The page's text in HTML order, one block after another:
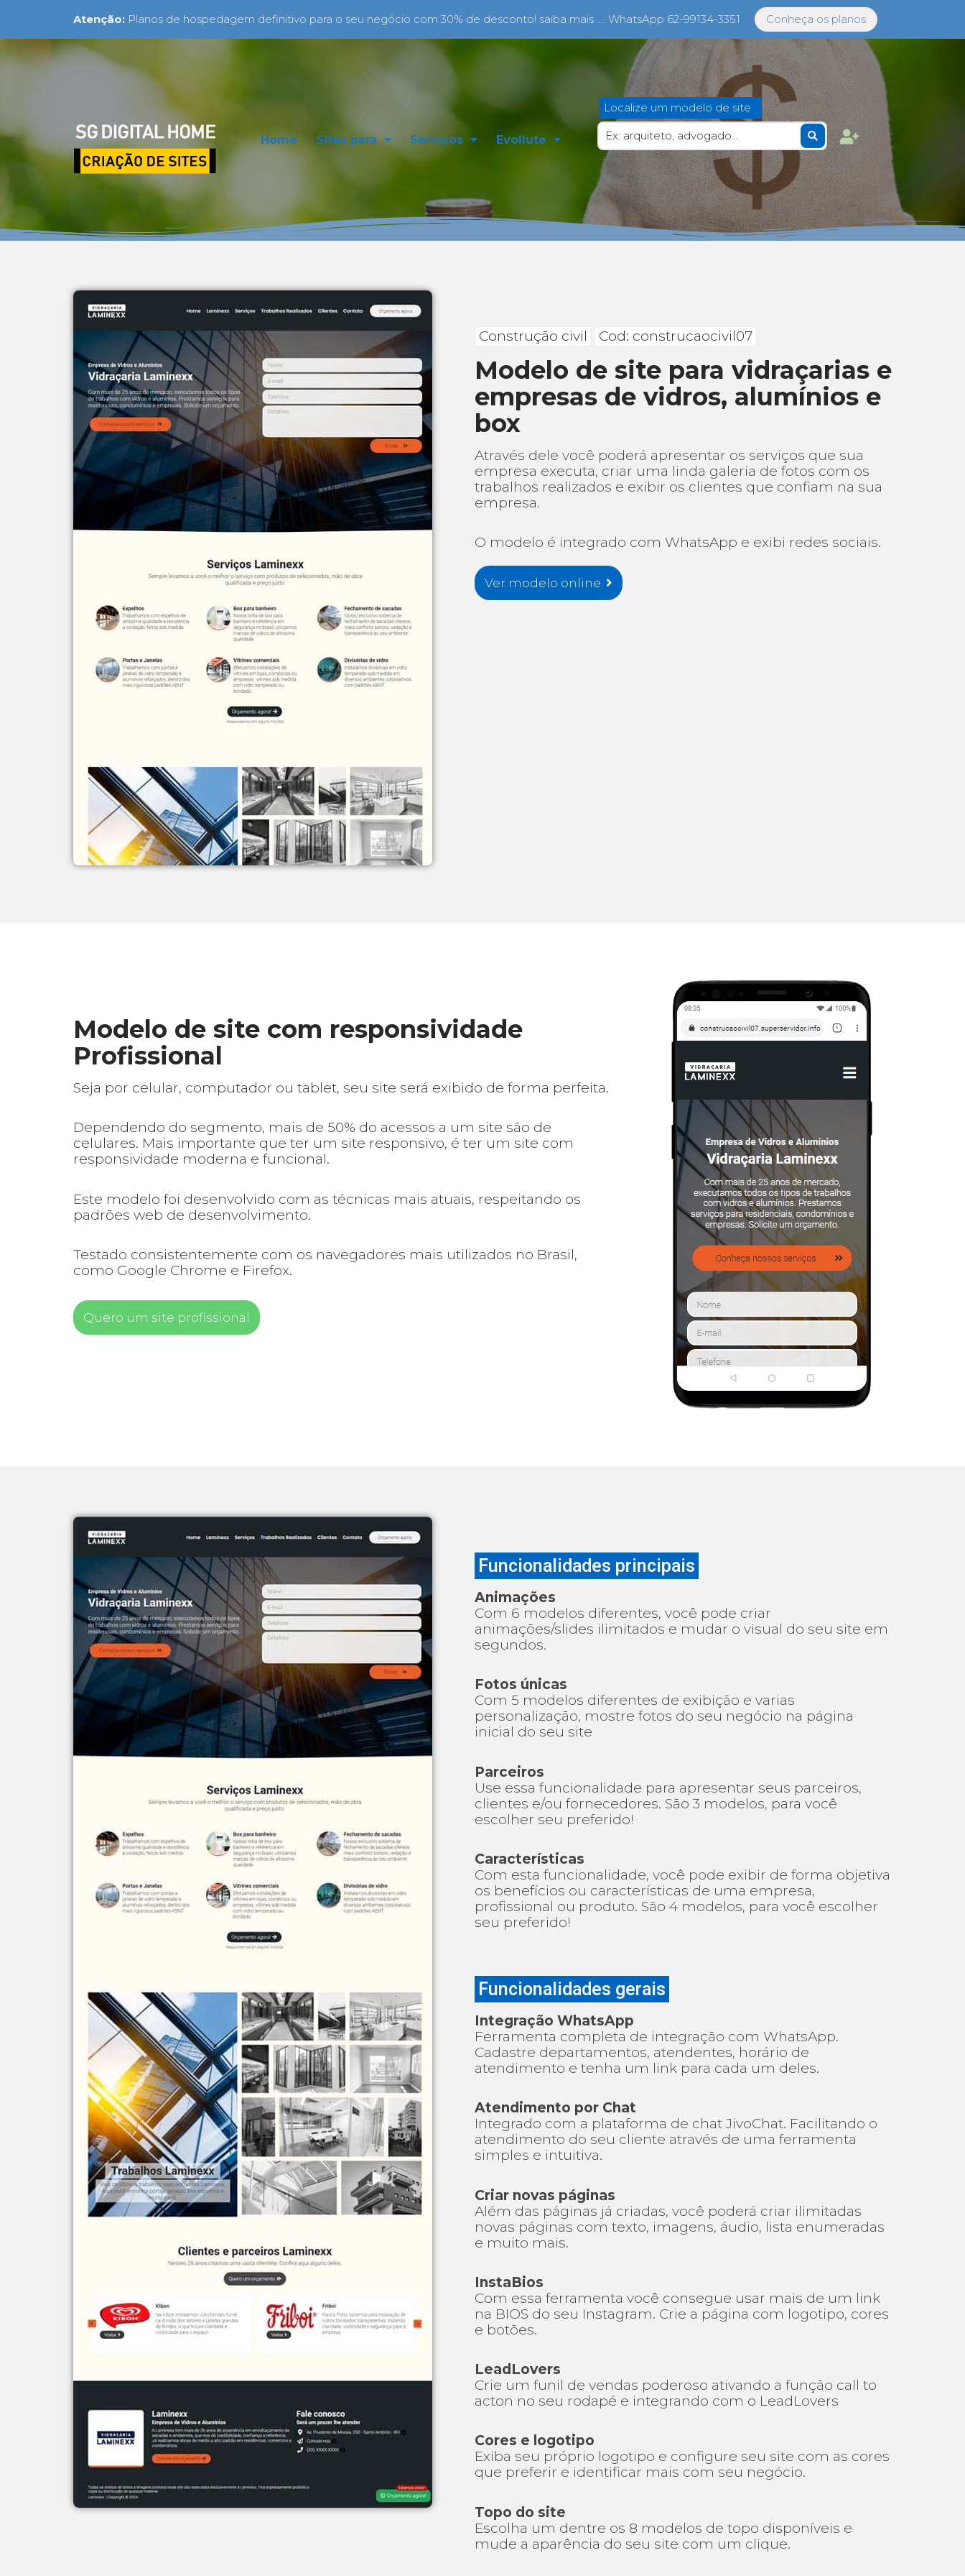
Atenção: Planos de hospedagem definitivo para o seu negócio com 30% de desconto! saiba mais .... WhatsApp 62-99134-3351 Conheça os planos
Home Sites para Serviços Evollute
Localize um modelo de site
Construção civil Cod: construcaocivil07
Modelo de site para vidraçarias e
empresas de vidros, alumínios e
box
Através dele você poderá apresentar os serviços que sua
empresa executa, criar uma linda galeria de fotos com os
trabalhos realizados e exibir os clientes que confiam na sua
empresa.
O modelo é integrado com WhatsApp e exibi redes sociais.
Ver modelo online
Modelo de site com responsividade
Profissional
Seja por celular, computador ou tablet, seu site será exibido de forma perfeita.
Dependendo do segmento, mais de 50% do acessos a um site são de
celulares. Mais importante que ter um site responsivo, é ter um site com
responsividade moderna e funcional.
Este modelo foi desenvolvido com as técnicas mais atuais, respeitando os
padrões web de desenvolvimento.
Testado consistentemente com os navegadores mais utilizados no Brasil,
como Google Chrome e Firefox.
Quero um site profissional
Funcionalidades principais
Animações
Com 6 modelos diferentes, você pode criar
animações/slides ilimitados e mudar o visual do seu site em
segundos.
Fotos únicas
Com 5 modelos diferentes de exibição e varias
personalização, mostre fotos do seu negócio na página
inicial do seu site
Parceiros
Use essa funcionalidade para apresentar seus parceiros,
clientes e/ou fornecedores. São 3 modelos, para você
escolher seu preferido!
Características
Com esta funcionalidade, você pode exibir de forma objetiva
os benefícios ou características de uma empresa,
profissional ou produto. São 4 modelos, para você escolher
seu preferido!
Funcionalidades gerais
Integração WhatsApp
Ferramenta completa de integração com WhatsApp.
Cadastre departamentos, atendentes, horário de
atendimento e tenha um link para cada um deles.
Atendimento por Chat
Integrado com a plataforma de chat JivoChat. Facilitando o
atendimento do seu cliente através de uma ferramenta
simples e intuitiva.
Criar novas páginas
Além das páginas já criadas, você poderá criar ilimitadas
novas páginas com texto, imagens, áudio, lista enumeradas
e muito mais.
InstaBios
Com essa ferramenta você consegue usar mais de um link
na BIOS do seu Instagram. Crie a página com logotipo, cores
e botões.
LeadLovers
Crie um funil de vendas poderoso ativando a função call to
acton no seu rodapé e integrando com o LeadLovers
Cores e logotipo
Exiba seu próprio logotipo e configure seu site com as cores
que preferir e identificar mais com seu negócio.
Topo do site
Escolha um dentre os 8 modelos de topo disponíveis e
mude a aparência do seu site com um clique.